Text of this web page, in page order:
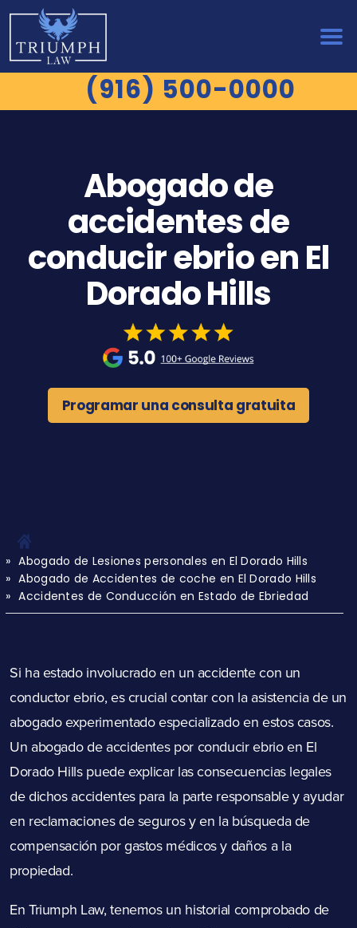
(916) 500-0000
Abogado de
accidentes de
conducir ebrio en El
Dorado Hills
Programar una consulta gratuita
Abogado de Lesiones personales en El Dorado Hills
Abogado de Accidentes de coche en El Dorado Hills
Accidentes de Conducción en Estado de Ebriedad
Si ha estado involucrado en un accidente con un
conductor ebrio, es crucial contar con la asistencia de un
abogado experimentado especializado en estos casos.
Un abogado de accidentes por conducir ebrio en El
Dorado Hills puede explicar las consecuencias legales
de dichos accidentes para la parte responsable y ayudar
en reclamaciones de seguros y en la búsqueda de
compensación por gastos médicos y daños a la
propiedad.
En Triumph Law, tenemos un historial comprobado de